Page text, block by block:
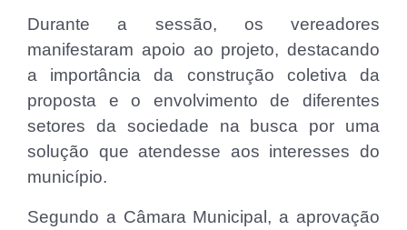
Durante a sessão, os vereadores
manifestaram apoio ao projeto, destacando
a importância da construção coletiva da
proposta e o envolvimento de diferentes
setores da sociedade na busca por uma
solução que atendesse aos interesses do
município.
Segundo a Câmara Municipal, a aprovação